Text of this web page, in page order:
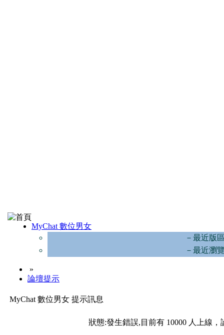
MyChat 數位男女
－最近版
－最近瀏
»
論壇提示
MyChat 數位男女 提示訊息
狀態:發生錯誤,目前有 10000 人上線